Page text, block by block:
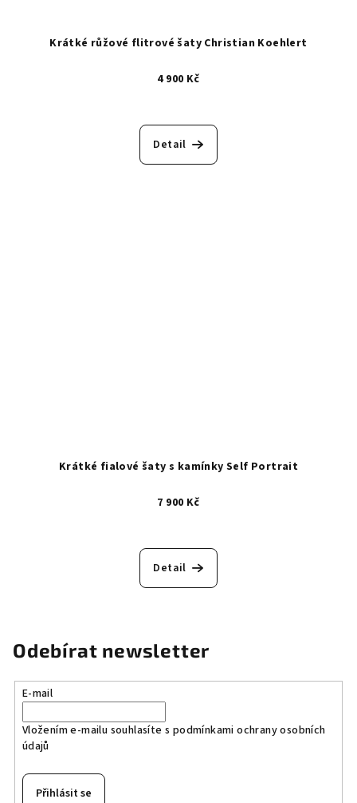
Krátké růžové flitrové šaty Christian Koehlert
4 900 Kč
Detail
Krátké fialové šaty s kamínky Self Portrait
7 900 Kč
Detail
Odebírat newsletter
E-mail
Vložením e-mailu souhlasíte s podmínkami ochrany osobních
údajů
Přihlásit se